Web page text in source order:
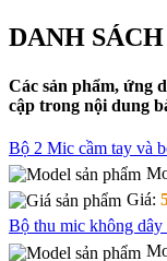
DANH
Các sản phẩm, ứng
cập trong nội dung
Bộ 2 Mic cầm tay và
Giá:
Bộ thu mic không